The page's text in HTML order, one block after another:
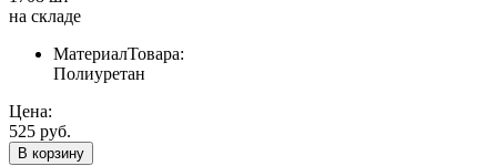
на складе
МатериалТовара:
Полиуретан
Цена:
525 руб.
В корзину